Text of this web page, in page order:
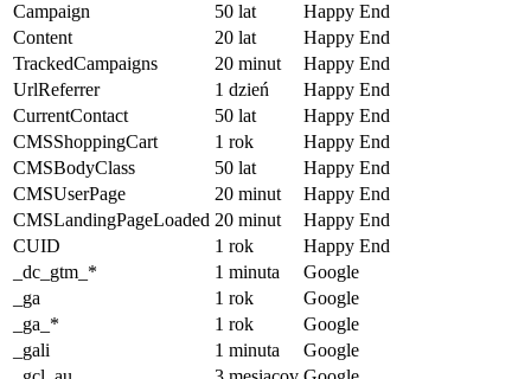
Campaign 50 lat
Happy End
Content
20 lat
Happy End
TrackedCampaigns
20 minut
Happy End
UrlReferrer
1 dzień
Happy End
CurrentContact
50 lat
Happy End
CMSShoppingCart
1 rok
Happy End
CMSBodyClass
50 lat
Happy End
CMSUserPage
20 minut
Happy End
CMSLandingPageLoaded 20 minut
Happy End
CUID
1 rok
Happy End
_dc_gtm_*
1 minuta
Google
_ga
1 rok
Google
_ga_*
1 rok
Google
_gali
1 minuta
Google